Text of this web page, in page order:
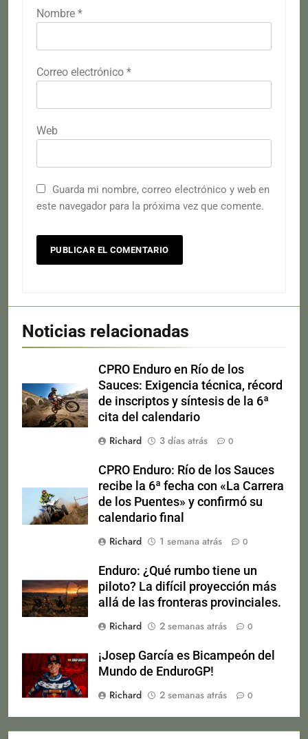
Nombre *
Correo electrónico *
Web
Guarda mi nombre, correo electrónico y web en
este navegador para la próxima vez que comente.
Noticias relacionadas
CPRO Enduro en Río de los
Sauces: Exigencia técnica, récord
de inscriptos y síntesis de la 6ª
cita del calendario
Richard
3 días atrás 0
CPRO Enduro: Río de los Sauces
recibe la 6ª fecha con «La Carrera
de los Puentes» y confirmó su
calendario final
Richard
1 semana atrás 0
Enduro: ¿Qué rumbo tiene un
piloto? La difícil proyección más
allá de las fronteras provinciales.
Richard
2 semanas atrás 0
¡Josep García es Bicampeón del
Mundo de EnduroGP!
Richard
2 semanas atrás 0